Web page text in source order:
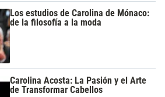
Los estudios de Carolina de Mónaco:
de la filosofía a la moda
Carolina Acosta: La Pasión y el Arte
de Transformar Cabellos